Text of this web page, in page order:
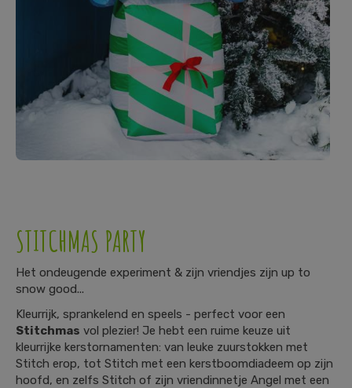
STITCHMAS PARTY
Het ondeugende experiment & zijn vriendjes zijn up to
snow good...
Kleurrijk, sprankelend en speels - perfect voor een
Stitchmas vol plezier! Je hebt een ruime keuze uit
kleurrijke kerstornamenten: van leuke zuurstokken met
Stitch erop, tot Stitch met een kerstboomdiadeem op zijn
hoofd, en zelfs Stitch of zijn vriendinnetje Angel met een